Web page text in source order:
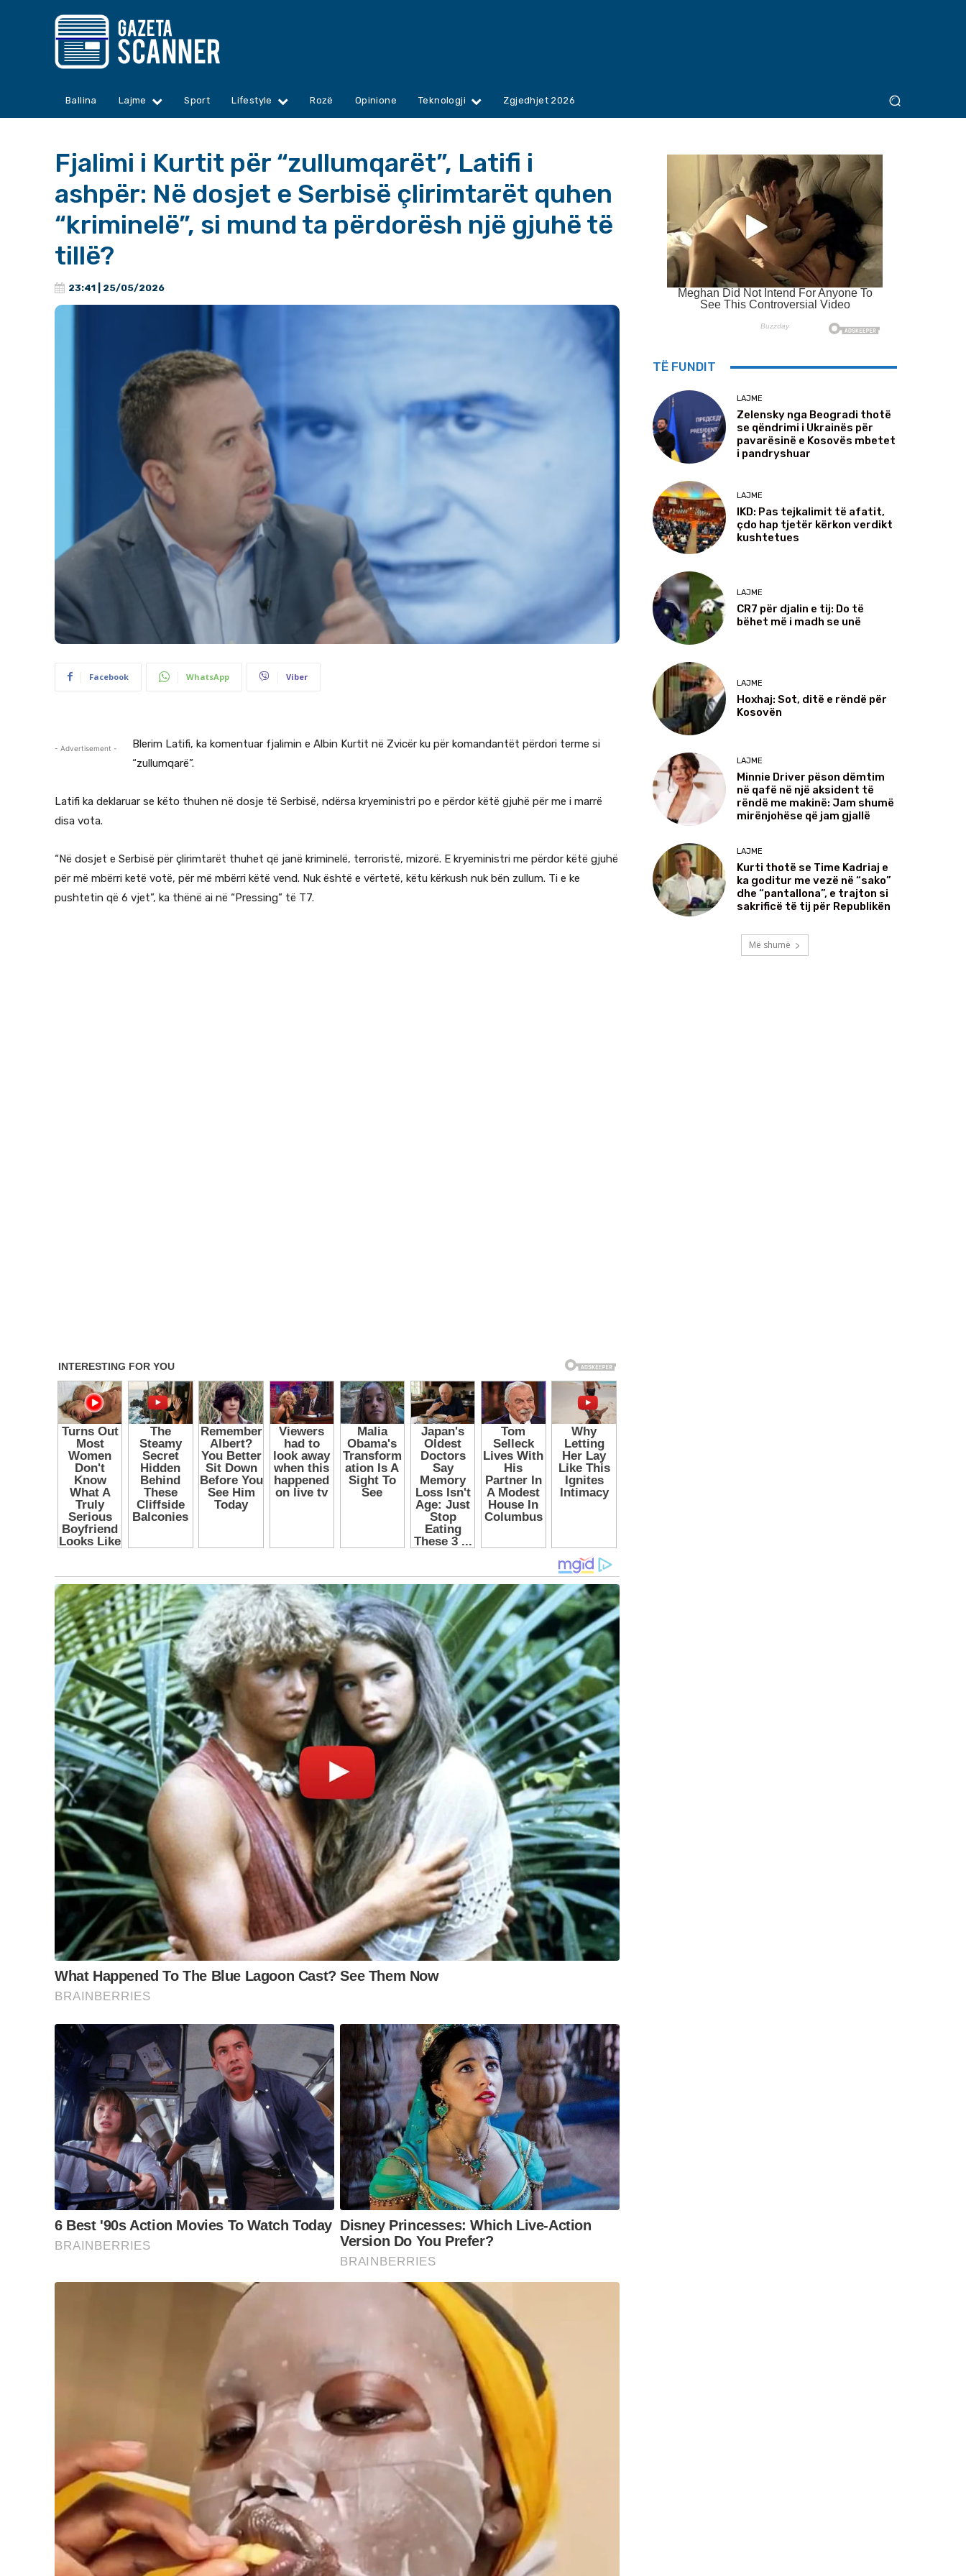
Ballina Lajme Sport Lifestyle Rozë Opinione Teknologji Zgjedhjet 2026
Fjalimi i Kurtit për “zullumqarët”, Latifi i
ashpër: Në dosjet e Serbisë çlirimtarët quhen
“kriminelë”, si mund ta përdorësh një gjuhë të
tillë?
23:41 | 25/05/2026
Facebook WhatsApp Viber
- Advertisement -
Blerim Latifi, ka komentuar fjalimin e Albin Kurtit në Zvicër ku për komandantët përdori terme si
“zullumqarë”.
Latifi ka deklaruar se këto thuhen në dosje të Serbisë, ndërsa kryeministri po e përdor këtë gjuhë për me i marrë
disa vota.
“Në dosjet e Serbisë për çlirimtarët thuhet që janë kriminelë, terroristë, mizorë. E kryeministri me përdor këtë gjuhë
për më mbërri ketë votë, për më mbërri këtë vend. Nuk është e vërtetë, këtu kërkush nuk bën zullum. Ti e ke
pushtetin që 6 vjet”, ka thënë ai në “Pressing” të T7.
TË FUNDIT
LAJME
Zelensky nga Beogradi thotë
se qëndrimi i Ukrainës për
pavarësinë e Kosovës mbetet
i pandryshuar
LAJME
IKD: Pas tejkalimit të afatit,
çdo hap tjetër kërkon verdikt
kushtetues
LAJME
CR7 për djalin e tij: Do të
bëhet më i madh se unë
LAJME
Hoxhaj: Sot, ditë e rëndë për
Kosovën
LAJME
Minnie Driver pëson dëmtim
në qafë në një aksident të
rëndë me makinë: Jam shumë
mirënjohëse që jam gjallë
LAJME
Kurti thotë se Time Kadriaj e
ka goditur me vezë në “sako”
dhe “pantallona”, e trajton si
sakrificë të tij për Republikën
Më shumë